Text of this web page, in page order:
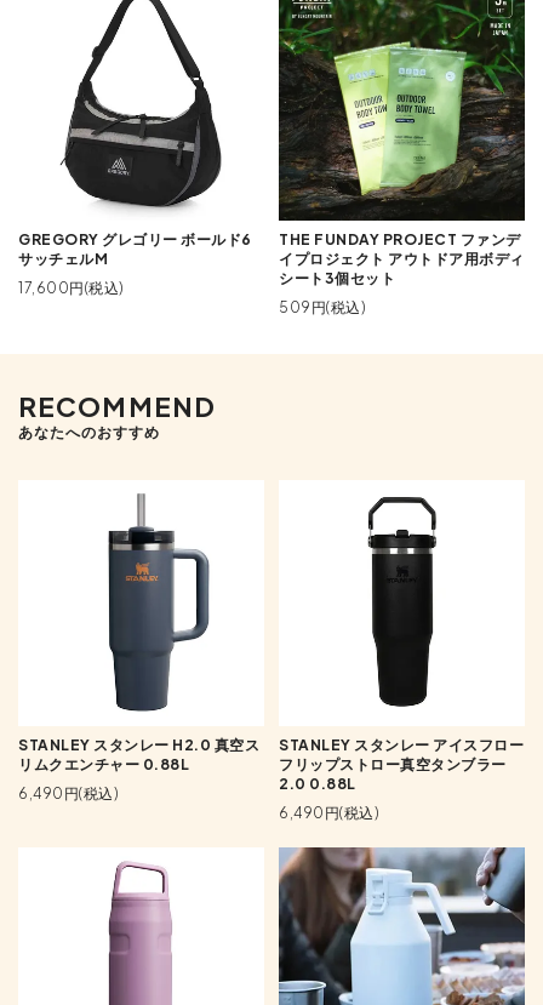
GREGORY グレゴリー ボールド6
サッチェルM
17,600円(税込)
THE FUNDAY PROJECT ファンデ
イプロジェクト アウトドア用ボディ
シート3個セット
509円(税込)
RECOMMEND
あなたへのおすすめ
STANLEY スタンレー H2.0 真空ス
リムクエンチャー 0.88L
6,490円(税込)
STANLEY スタンレー アイスフロー
フリップストロー真空タンブラー
2.0 0.88L
6,490円(税込)